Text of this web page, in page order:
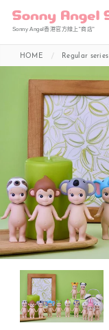
Sonny Angel香港官方線上”商店”
HOME Regular series